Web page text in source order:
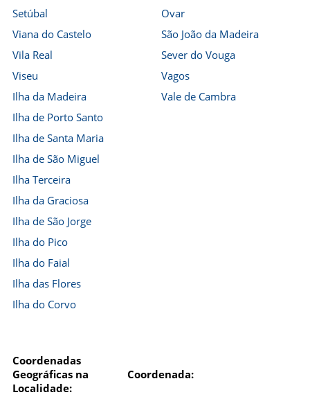
Setúbal
Viana do Castelo
Vila Real
Viseu
Ilha da Madeira
Ilha de Porto Santo
Ilha de Santa Maria
Ilha de São Miguel
Ilha Terceira
Ilha da Graciosa
Ilha de São Jorge
Ilha do Pico
Ilha do Faial
Ilha das Flores
Ilha do Corvo
Ovar
São João da Madeira
Sever do Vouga
Vagos
Vale de Cambra
Coordenadas
Geográficas na
Localidade:
Coordenada: